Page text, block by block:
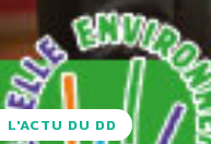
L'ACTU DU DD